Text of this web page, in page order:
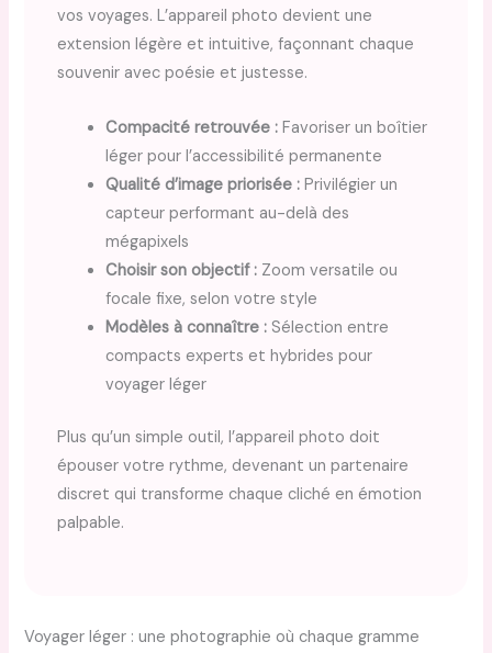
vos voyages. L’appareil photo devient une
extension légère et intuitive, façonnant chaque
souvenir avec poésie et justesse.
Compacité retrouvée : Favoriser un boîtier
léger pour l’accessibilité permanente
Qualité d’image priorisée : Privilégier un
capteur performant au-delà des
mégapixels
Choisir son objectif : Zoom versatile ou
focale fixe, selon votre style
Modèles à connaître : Sélection entre
compacts experts et hybrides pour
voyager léger
Plus qu’un simple outil, l’appareil photo doit
épouser votre rythme, devenant un partenaire
discret qui transforme chaque cliché en émotion
palpable.
Voyager léger : une photographie où chaque gramme